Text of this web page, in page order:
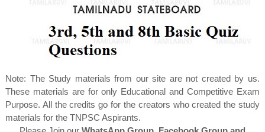
Note: The Study materials from our site are not created by us.
These materials are for only Educational and Competitive Exam
Purpose. All the credits go for the creators who created the study
materials for the TNPSC Aspirants.